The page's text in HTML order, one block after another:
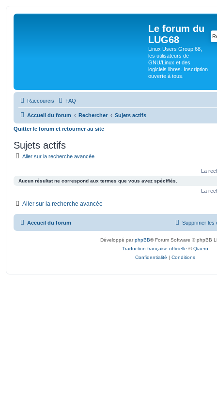
Le forum du
LUG68
Linux Users Group 68,
les utilisateurs de
GNU/Linux et des
logiciels libres. Inscription
ouverte à tous.
Raccourcis FAQ
Accueil du forum Rechercher Sujets actifs
Quitter le forum et retourner au site
Sujets actifs
Aller sur la recherche avancée
La
Aucun résultat ne correspond aux termes que vous avez spécifiés.
La
Aller sur la recherche avancée
Accueil du forum Supprimer les
Développé parphpBB® Forum Software © phpBB
Traduction française officielle ©Qiaeru
Confidentialité | Conditions